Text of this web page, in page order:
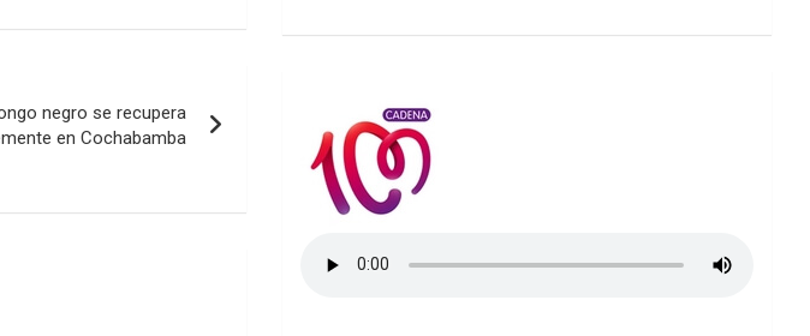
negro se recupera
en Cochabamba